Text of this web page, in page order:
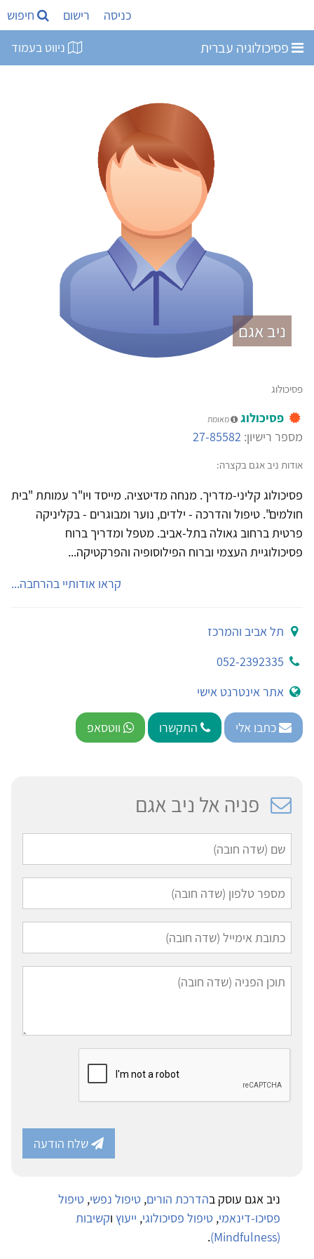
כניסה רישום חיפוש
פסיכולוגיה עברית ניווט בעמוד
ניב אגם
פסיכולוג
פסיכולוג מאומת
מספר רישיון: 27-85582
אודות ניב אגם בקצרה:
פסיכולוג קליני-מדריך. מנחה מדיטציה. מייסד ויו"ר עמותת "בית
חולמים". טיפול והדרכה - ילדים, נוער ומבוגרים - בקליניקה
פרטית ברחוב גאולה בתל-אביב. מטפל ומדריך ברוח
פסיכולוגיית העצמי וברוח הפילוסופיה והפרקטיקה...
קראו אודותיי בהרחבה...
תל אביב והמרכז
052-2392335
אתר אינטרנט אישי
כתבו אלי התקשרו ווטסאפ
פניה אל ניב אגם
שלח הודעה
ניב אגם עוסק בהדרכת הורים, טיפול נפשי, טיפול
פסיכו-דינאמי, טיפול פסיכולוגי, ייעוץ וקשיבות
(Mindfulness)
.